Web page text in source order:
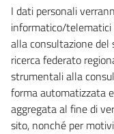
I dati personali
informatico/
alla consultazione
ricerca federato
strumentali alla
forma automatizzata
aggregata al fine di
sito, nonché per